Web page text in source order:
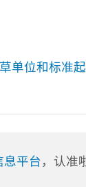
单位和标准
息平台 ，认准